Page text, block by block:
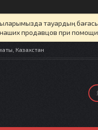
тауардың
продавцов при
Казахстан